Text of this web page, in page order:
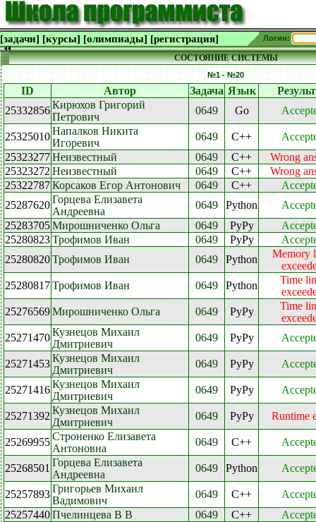
[задачи] [курсы] [олимпиады] [регистрация] Логин:
СОСТОЯНИЕ СИСТЕМЫ
№1 - №20
ID Автор Задача Язык
25332856Кирюхов Григорий
Петрович
0649 Go
25325010Напалков Никита
Игоревич
0649 C++
25323277Неизвестный 0649 C++
Wrong
25323272 Неизвестный 0649 C++
Wrong
25322787Корсаков Егор Антонович 0649 C++
25287620Горцева Елизавета
Андреевна
0649 Python
25283705Мирошниченко Ольга 0649 PyPy
25280823Трофимов Иван 0649 PyPy
25280820Трофимов Иван 0649 Python
Memory
25280817Трофимов Иван 0649 Python
Time
25276569Мирошниченко Ольга 0649 PyPy
Time
25271470Кузнецов Михаил
Дмитриевич
0649 PyPy
25271453Кузнецов Михаил
Дмитриевич
0649 PyPy
25271416Кузнецов Михаил
Дмитриевич
0649 PyPy
25271392 Кузнецов Михаил
Дмитриевич
0649 PyPy Runtime
25269955Строненко Елизавета
Антоновна
0649 C++
25268501 Горцева Елизавета
Андреевна
0649 Python
25257893Григорьев Михаил
Вадимович
0649 C++
25257440Пчелинцева В В 0649 C++